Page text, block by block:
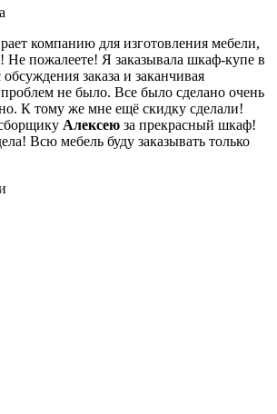
компанию для изготовления мебели,
пожалеете! Я заказывала шкаф-купе в
заказа и заканчивая
не было. Все было сделано очень
К тому же мне ещё скидку сделали!
Алексею за прекрасный шкаф!
Всю мебель буду заказывать только